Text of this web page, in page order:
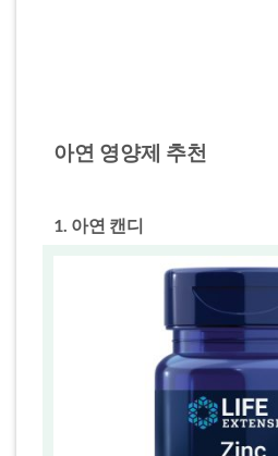
아연 영양제 추천
1. 아연 캔디